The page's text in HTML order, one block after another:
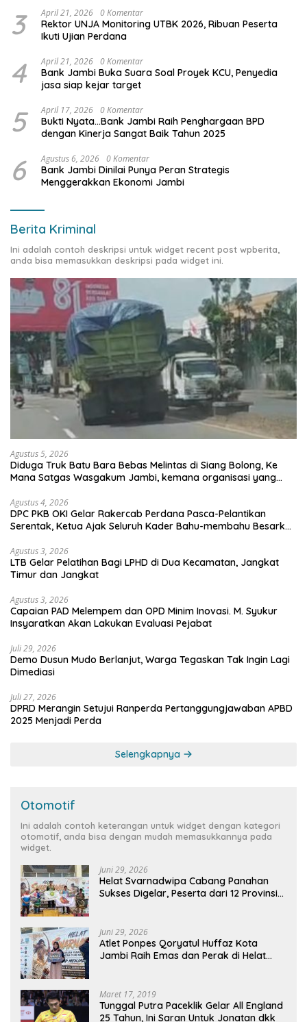
3 April 21, 2026 0 Komentar
Rektor UNJA Monitoring UTBK 2026, Ribuan Peserta
Ikuti Ujian Perdana
4 April 21, 2026 0 Komentar
Bank Jambi Buka Suara Soal Proyek KCU, Penyedia
jasa siap kejar target
5 April 17, 2026 0 Komentar
Bukti Nyata…Bank Jambi Raih Penghargaan BPD
dengan Kinerja Sangat Baik Tahun 2025
6 Agustus 6, 2026 0 Komentar
Bank Jambi Dinilai Punya Peran Strategis
Menggerakkan Ekonomi Jambi
Berita Kriminal
Ini adalah contoh deskripsi untuk widget recent post wpberita,
anda bisa memasukkan deskripsi pada widget ini.
Agustus 5, 2026
Diduga Truk Batu Bara Bebas Melintas di Siang Bolong, Ke
Mana Satgas Wasgakum Jambi, kemana organisasi yang
Agustus 4, 2026
DPC PKB OKI Gelar Rakercab Perdana Pasca-Pelantikan
Serentak, Ketua Ajak Seluruh Kader Bahu-membahu Besarkan
Agustus 3, 2026
LTB Gelar Pelatihan Bagi LPHD di Dua Kecamatan, Jangkat
Timur dan Jangkat
Agustus 3, 2026
Capaian PAD Melempem dan OPD Minim Inovasi. M. Syukur
Insyaratkan Akan Lakukan Evaluasi Pejabat
Juli 29, 2026
Demo Dusun Mudo Berlanjut, Warga Tegaskan Tak Ingin Lagi
Dimediasi
Juli 27, 2026
DPRD Merangin Setujui Ranperda Pertanggungjawaban APBD
2025 Menjadi Perda
Selengkapnya
Otomotif
Ini adalah contoh keterangan untuk widget dengan kategori
otomotif, anda bisa dengan mudah memasukkannya pada
widget.
Juni 29, 2026
Helat Svarnadwipa Cabang Panahan
Sukses Digelar, Peserta dari 12 Provinsi
Juni 29, 2026
Atlet Ponpes Qoryatul Huffaz Kota
Jambi Raih Emas dan Perak di Helat
Maret 17, 2019
Tunggal Putra Paceklik Gelar All England
25 Tahun, Ini Saran Untuk Jonatan dkk